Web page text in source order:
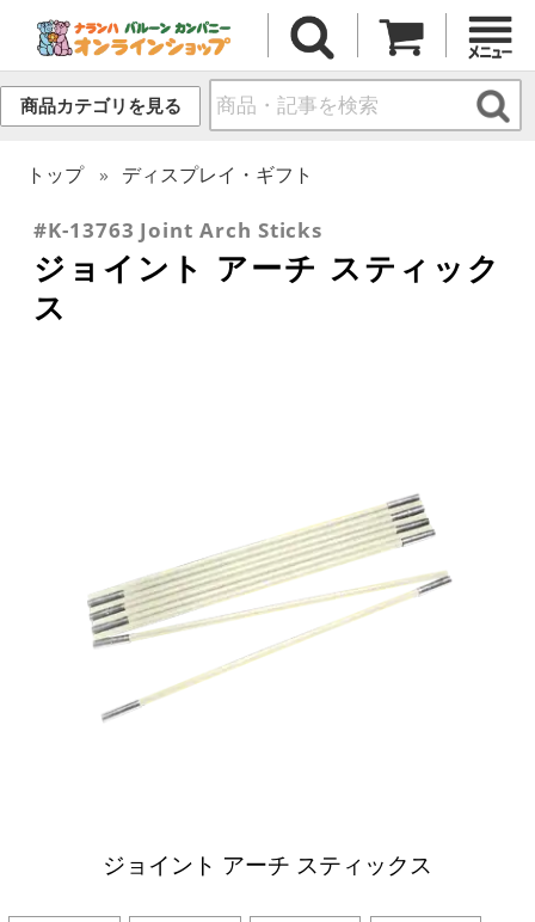
商品カテゴリを見る
トップ ディスプレイ・ギフト
#K-13763 Joint Arch Sticks
ジョイント アーチ スティック
ス
ジョイント アーチ スティックス